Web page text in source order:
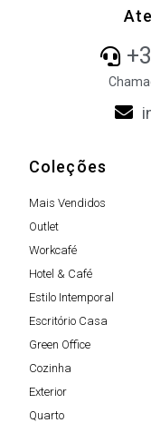
Coleções
Mais Vendidos
Outlet
Workcafé
Hotel & Café
Estilo Intemporal
Escritório Casa
Green Office
Cozinha
Exterior
Quarto